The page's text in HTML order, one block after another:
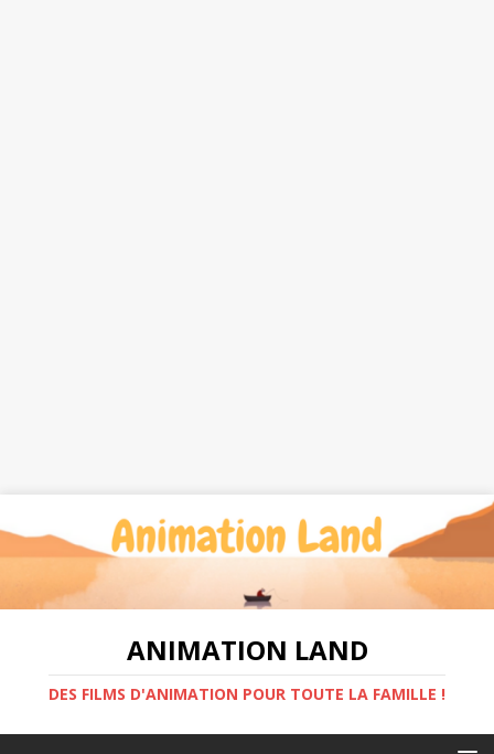
ANIMATION LAND
DES FILMS D'ANIMATION POUR TOUTE LA FAMILLE !